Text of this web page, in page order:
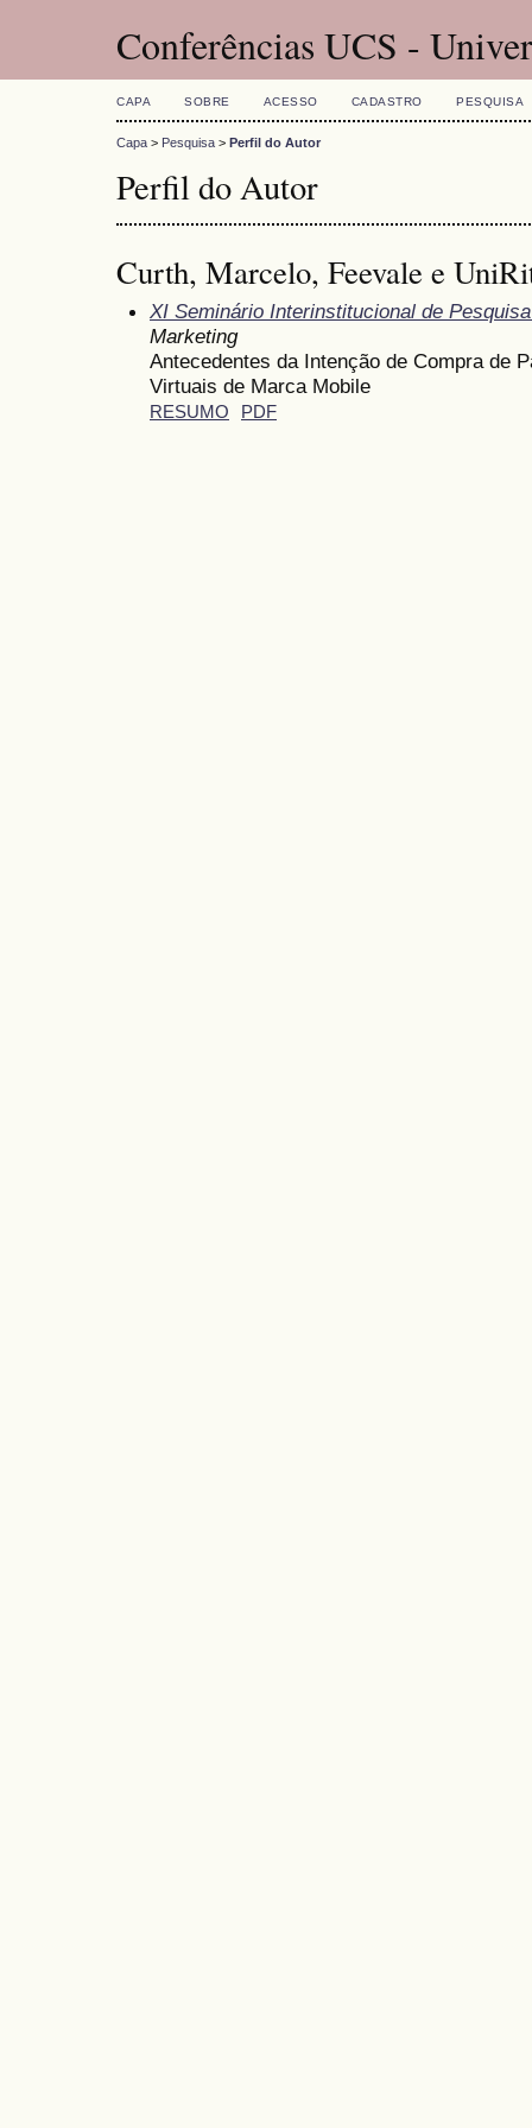
Conferências UCS -
CAPA SOBRE ACESSO CADASTRO PESQUISA
Capa > Pesquisa > Perfil do Autor
Perfil do Autor
Curth, Marcelo, Feevale e
XI Seminário Interinstitucional de
Marketing
Antecedentes da Intenção de Compra de
Virtuais de Marca Mobile
RESUMO PDF